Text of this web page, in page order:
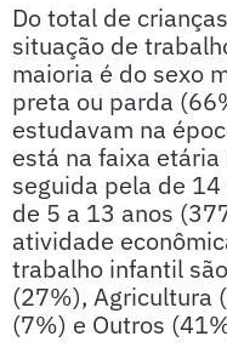
Do total de
situação de
maioria é do sexo
preta ou parda
estudavam na
está na faixa
seguida pela de
de 5 a 13 anos
atividade
trabalho infantil
(27%), Agricultura
(7%) e Outros